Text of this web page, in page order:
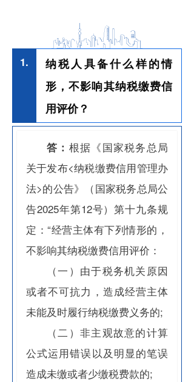
1.
纳税人具备什么样的情
形，不影响其纳税缴费信
用评价？
答： 根据《国家税务总局
关于发布<纳税缴费信用管理办
法>的公告》（国家税务总局公
告2025年第12号）第十九条规
定：“经营主体有下列情形的，
不影响其纳税缴费信用评价：
（一）由于税务机关原因
或者不可抗力，造成经营主体
未能及时履行纳税缴费义务的;
（二）非主观故意的计算
公式运用错误以及明显的笔误
造成未缴或者少缴税费款的;